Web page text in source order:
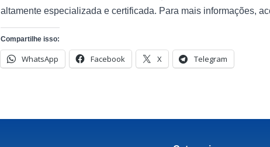
altamente especializada e certificada. Para mais informações,
Compartilhe isso:
WhatsApp Facebook X Telegram